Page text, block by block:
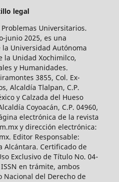
legal
Universitarios.
junio 2025, es una
Universidad Autónoma
la Unidad Xochimilco,
y Humanidades.
3855, Col. Ex-
Alcaldía Tlalpan, C.P.
y Calzada del Hueso
Coyoacán, C.P. 04960,
electrónica de la revista
y dirección electrónica:
Editor Responsable:
Alcántara. Certificado de
Exclusivo de Título No. 04-
en trámite, ambos
del Derecho de